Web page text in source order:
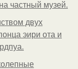
частный музей.
двух
эири ота и